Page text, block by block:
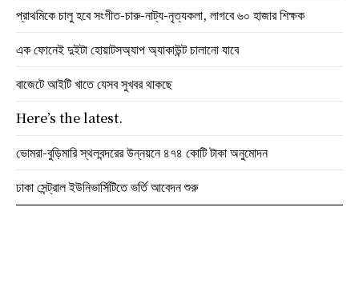
প্রাথমিকে চালু হবে সংগীত-চারু-নাট্য-নৃত্যকলা, লাগবে ৬০ হাজার শিক্ষক
এক ফোনেই দুইটা হোয়াটসঅ্যাপ অ্যাকাউন্ট চালানো যাবে
বাজেটে আইটি খাতে যেসব সুখবর থাকছে
Here’s the latest.
ভোমরা-বুড়িমারি স্থলবন্দরের উন্নয়নে ৪৭৪ কোটি টাকা অনুমোদন
ঢাকা সেন্ট্রাল ইউনিভার্সিটিতে ভর্তি আবেদন শুরু